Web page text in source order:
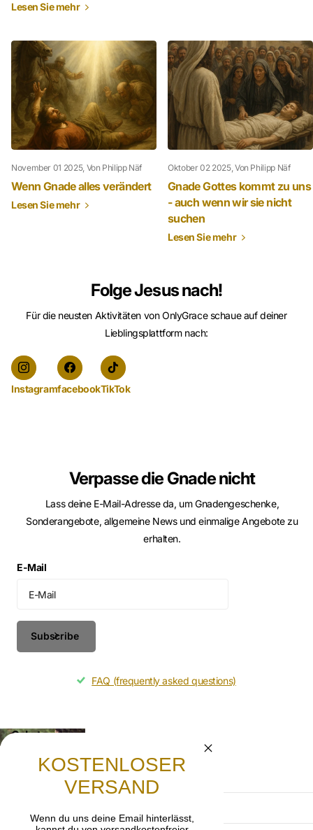
Lesen Sie mehr
November 01 2025, Von Philipp Näf
Wenn Gnade alles verändert
Lesen Sie mehr
Oktober 02 2025, Von Philipp Näf
Gnade Gottes kommt zu uns
- auch wenn wir sie nicht
suchen
Lesen Sie mehr
Folge Jesus nach!
Für die neusten Aktivitäten von OnlyGrace schaue auf deiner
Lieblingsplattform nach:
InstagramfacebookTikTok
Verpasse die Gnade nicht
Lass deine E-Mail-Adresse da, um Gnadengeschenke,
Sonderangebote, allgemeine News und einmalige Angebote zu
erhalten.
E-Mail
Subscribe
FAQ (frequently asked questions)
Gebet
Lasst uns beten, dass die frohe Botschaft von
Jesus Christus weitergetragen wird.
KOSTENLOSER
VERSAND
Wenn du uns deine Email hinterlässt,